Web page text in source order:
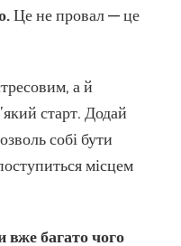
Це не провал — це
а й
старт. Додай
собі бути
місцем
вже багато чого